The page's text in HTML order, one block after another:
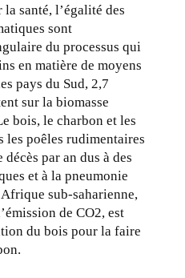
santé, l’égalité des
sont
du processus qui
en matière de moyens
pays du Sud, 2,7
sur la biomasse
bois, le charbon et les
les poêles rudimentaires
par an dus à des
et à la pneumonie
sub-saharienne,
de CO2, est
du bois pour la faire